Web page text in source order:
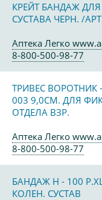
КРЕЙТ БАНДАЖ
СУСТАВА ЧЕРН. /
Аптека Легко
8-800-500-98-77
ТРИВЕС ВОРОТНИК
003 9,0СМ. ДЛЯ
ОТДЕЛА ВЗР.
Аптека Легко
8-800-500-98-77
БАНДАЖ Н - 100
КОЛЕН. СУСТАВ